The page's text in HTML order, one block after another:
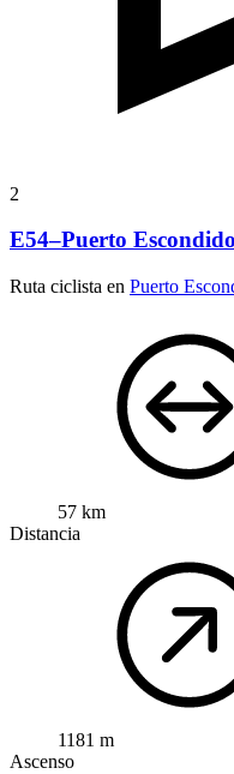
2
E54–Puerto
Ruta ciclista en Puerto
57 km
Distancia
1181 m
Ascenso